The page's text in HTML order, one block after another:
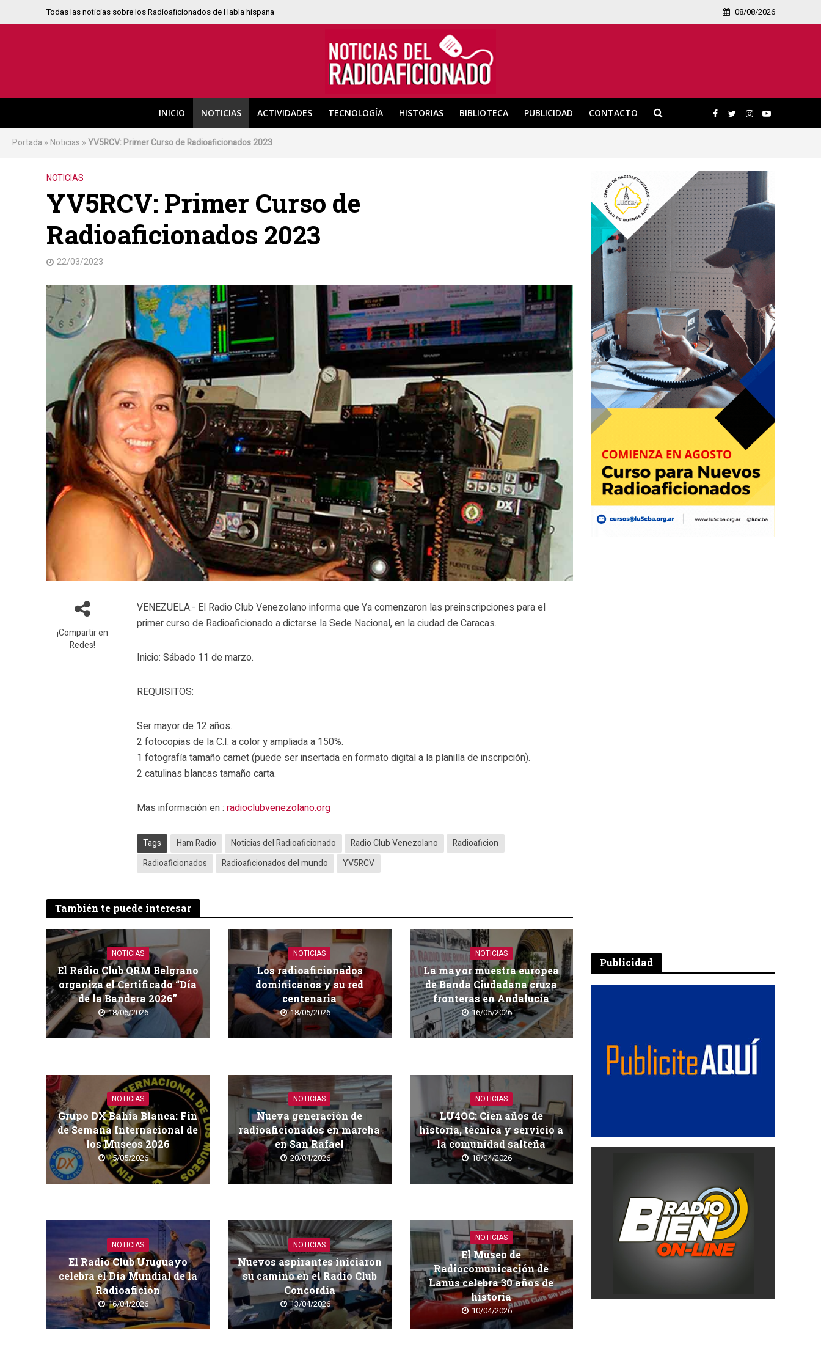
Todas las noticias sobre los Radioaficionados de Habla hispana 08/08/2026
INICIO NOTICIAS ACTIVIDADES TECNOLOGÍA HISTORIAS BIBLIOTECA PUBLICIDAD CONTACTO
Portada » Noticias »YV5RCV: Primer Curso de Radioaficionados 2023
NOTICIAS
YV5RCV: Primer Curso de
Radioaficionados 2023
22/03/2023
¡Compartir en
Redes!
VENEZUELA.- El Radio Club Venezolano informa que Ya comenzaron las preinscripciones para el
primer curso de Radioaficionado a dictarse la Sede Nacional, en la ciudad de Caracas.
Inicio: Sábado 11 de marzo.
REQUISITOS:
Ser mayor de 12 años.
2 fotocopias de la C.I. a color y ampliada a 150%.
1 fotografía tamaño carnet (puede ser insertada en formato digital a la planilla de inscripción).
2 catulinas blancas tamaño carta.
Mas información en :radioclubvenezolano.org
Tags Ham Radio Noticias del Radioaficionado Radio Club Venezolano
Radioaficion
Radioaficionados
Radioaficionados del mundo YV5RCV
También te puede interesar
NOTICIAS
El Radio Club QRM Belgrano
organiza el Certificado “Día
de la Bandera 2026”
18/05/2026
NOTICIAS
Los radioaficionados
dominicanos y su red
centenaria
18/05/2026
NOTICIAS
La mayor muestra europea
de Banda Ciudadana cruza
fronteras en Andalucía
16/05/2026
NOTICIAS
Grupo DX Bahía Blanca: Fin
de Semana Internacional de
los Museos 2026
15/05/2026
NOTICIAS
Nueva generación de
radioaficionados en marcha
en San Rafael
20/04/2026
NOTICIAS
LU4OC: Cien años de
historia, técnica y servicio a
la comunidad salteña
18/04/2026
NOTICIAS
El Radio Club Uruguayo
celebra el Día Mundial de la
Radioafición
16/04/2026
NOTICIAS
Nuevos aspirantes iniciaron
su camino en el Radio Club
Concordia
13/04/2026
NOTICIAS
El Museo de
Radiocomunicación de
Lanús celebra 30 años de
historia
10/04/2026
Publicidad